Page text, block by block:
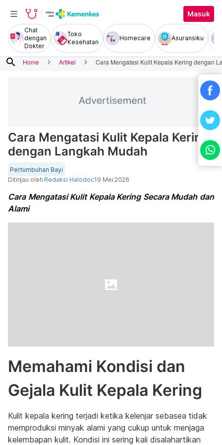
Masuk
Chat
dengan
Dokter
Toko
Kesehatan
Homecare Asuransiku
search Home Artikel Cara Mengatasi Kulit Kepala Kering dengan
Cara Mengatasi Kulit Kepala Kering
dengan Langkah Mudah
Pertumbuhan Bayi
Ditinjau oleh Redaksi Halodoc19 Mei 2026
Cara Mengatasi Kulit Kepala Kering Secara Mudah dan
Alami
Memahami Kondisi dan
Gejala Kulit Kepala Kering
Kulit kepala kering terjadi ketika kelenjar sebasea tidak
memproduksi minyak alami yang cukup untuk menjaga
kelembapan kulit. Kondisi ini sering kali disalahartikan